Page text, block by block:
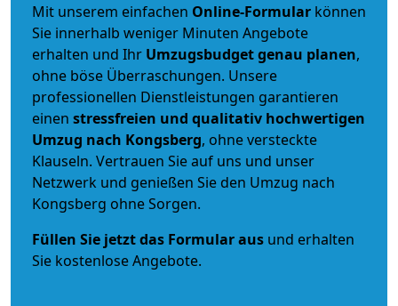
Mit unserem einfachen Online-Formular können
Sie innerhalb weniger Minuten Angebote
erhalten und Ihr Umzugsbudgetgenau planen,
ohne böse Überraschungen. Unsere
professionellen Dienstleistungen garantieren
einen stressfreien und qualitativ hochwertigen
Umzug nach Kongsberg, ohne versteckte
Klauseln. Vertrauen Sie auf uns und unser
Netzwerk und genießen Sie den Umzug nach
Kongsberg ohne Sorgen.
Füllen Sie jetzt das Formular aus und erhalten
Sie kostenlose Angebote.